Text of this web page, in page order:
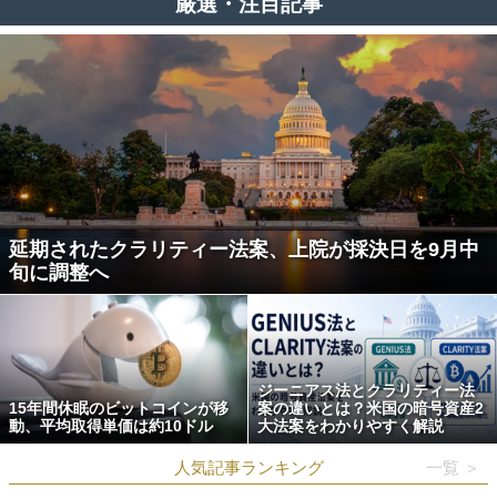
延期されたクラリティー法案、上院が採決日を9月中
旬に調整へ
15年間休眠のビットコインが移
動、平均取得単価は約10ドル
ジーニアス法とクラリティー法
案の違いとは？米国の暗号資産2
大法案をわかりやすく解説
人気記事ランキング 一覧 ＞